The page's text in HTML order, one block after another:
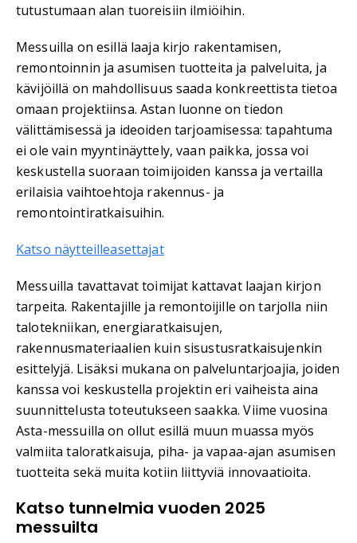
tutustumaan alan tuoreisiin ilmiöihin.
Messuilla on esillä laaja kirjo rakentamisen,
remontoinnin ja asumisen tuotteita ja palveluita, ja
kävijöillä on mahdollisuus saada konkreettista tietoa
omaan projektiinsa. Astan luonne on tiedon
välittämisessä ja ideoiden tarjoamisessa: tapahtuma
ei ole vain myyntinäyttely, vaan paikka, jossa voi
keskustella suoraan toimijoiden kanssa ja vertailla
erilaisia vaihtoehtoja rakennus- ja
remontointiratkaisuihin.
Katso näytteilleasettajat
Messuilla tavattavat toimijat kattavat laajan kirjon
tarpeita. Rakentajille ja remontoijille on tarjolla niin
talotekniikan, energiaratkaisujen,
rakennusmateriaalien kuin sisustusratkaisujenkin
esittelyjä. Lisäksi mukana on palveluntarjoajia, joiden
kanssa voi keskustella projektin eri vaiheista aina
suunnittelusta toteutukseen saakka. Viime vuosina
Asta-messuilla on ollut esillä muun muassa myös
valmiita taloratkaisuja, piha- ja vapaa-ajan asumisen
tuotteita sekä muita kotiin liittyviä innovaatioita.
Katso tunnelmia vuoden 2025
messuilta